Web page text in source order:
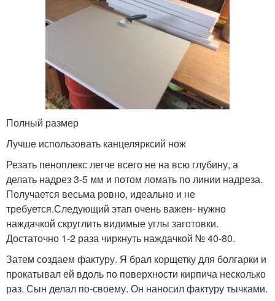
Полный размер
Лучше использовать канцелярксий нож
Резать пеноплекс легче всего не на всю глубину, а
делать надрез 3-5 мм и потом ломать по линии надреза.
Получается весьма ровно, идеально и не
требуется.Следующий этап очень важен- нужно
наждачкой скруглить видимые углы заготовки.
Достаточно 1-2 раза чиркнуть наждачкой № 40-80.
Затем создаем фактуру. Я брал корщетку для болгарки и
прокатывал ей вдоль по поверхности кирпича несколько
раз. Сын делал по-своему. Он наносил фактуру тычками.